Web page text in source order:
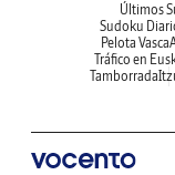
Últimos
Sudoku
Pelota Vasca
Tráfico en
Tamborrada